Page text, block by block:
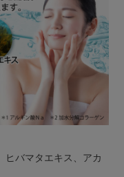
バマタエキス、アカ